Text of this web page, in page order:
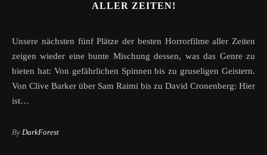
ALLER ZEITEN!
Unsere nächsten fünf Plätze der besten Horrorfilme aller Zeiten
zeigen wieder eine bunte Mischung dessen, was das Genre zu
bieten hat: Von gefährlichen Spinnen bis zu gruseligen Geistern.
Von Clive Barker über Sam Raimi bis zu David Cronenberg: Hier
ist…
By DarkForest